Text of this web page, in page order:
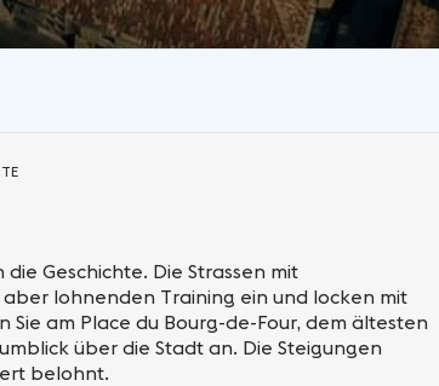
Geschichte. Die Strassen mit
lohnenden Training ein und locken mit
am Place du Bourg-de-Four, dem ältesten
über die Stadt an. Die Steigungen
belohnt.